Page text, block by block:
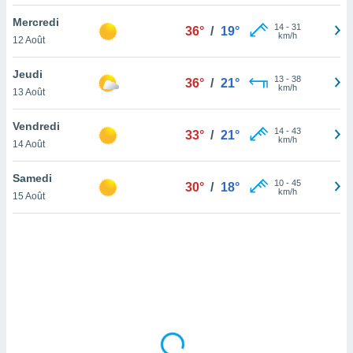
votre
à
en
le
Mercredi
12 Août
36° / 19° 14- 31
km/h
Jeudi
13 Août
36° / 21° 13- 38
km/h
Vendredi
14 Août
33° / 21° 14- 43
km/h
Samedi
15 Août
30° / 18° 10- 45
km/h